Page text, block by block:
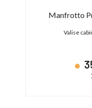
Manfrotto
Valise